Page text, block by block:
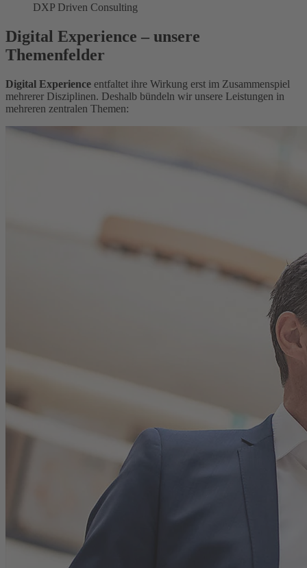
DXP Driven Consulting
Digital Experience – unsere
Themenfelder
Digital Experience entfaltet ihre Wirkung erst im Zusammenspiel
mehrerer Disziplinen. Deshalb bündeln wir unsere Leistungen in
mehreren zentralen Themen: